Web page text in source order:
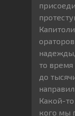
надежды,
то время
до
Какой-
кого мы